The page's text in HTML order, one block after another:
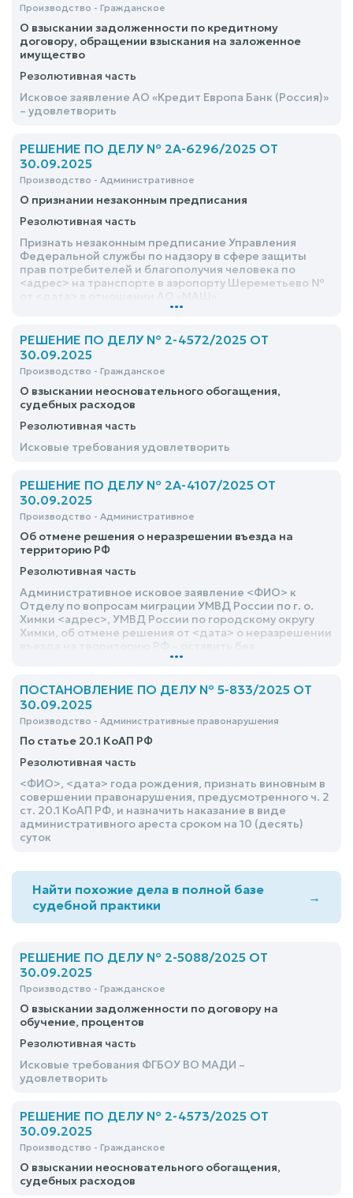
Производство - Гражданское
О взыскании задолженности по кредитному
договору, обращении взыскания на заложенное
имущество
Резолютивная часть
Исковое заявление АО «Кредит Европа Банк (Россия)»
– удовлетворить
РЕШЕНИЕ ПО ДЕЛУ № 2А-6296/2025 ОТ
30.09.2025
Производство - Административное
О признании незаконным предписания
Резолютивная часть
Признать незаконным предписание Управления
Федеральной службы по надзору в сфере защиты
прав потребителей и благополучия человека по
<адрес> на транспорте в аэропорту Шереметьево №
...
РЕШЕНИЕ ПО ДЕЛУ № 2-4572/2025 ОТ
30.09.2025
Производство - Гражданское
О взыскании неосновательного обогащения,
судебных расходов
Резолютивная часть
Исковые требования удовлетворить
РЕШЕНИЕ ПО ДЕЛУ № 2А-4107/2025 ОТ
30.09.2025
Производство - Административное
Об отмене решения о неразрешении въезда на
территорию РФ
Резолютивная часть
Административное исковое заявление <ФИО> к
Отделу по вопросам миграции УМВД России по г. о.
Химки <адрес>, УМВД России по городскому округу
Химки, об отмене решения от <дата> о неразрешении
въезда на территорию РФ – оставить без
...
ПОСТАНОВЛЕНИЕ ПО ДЕЛУ № 5-833/2025 ОТ
30.09.2025
Производство - Административные правонарушения
По статье 20.1 КоАП РФ
Резолютивная часть
<ФИО>, <дата> года рождения, признать виновным в
совершении правонарушения, предусмотренного ч. 2
ст. 20.1 КоАП РФ, и назначить наказание в виде
административного ареста сроком на 10 (десять)
суток
Найти похожие дела в полной базе
судебной практики
→
РЕШЕНИЕ ПО ДЕЛУ № 2-5088/2025 ОТ
30.09.2025
Производство - Гражданское
О взыскании задолженности по договору на
обучение, процентов
Резолютивная часть
Исковые требования ФГБОУ ВО МАДИ –
удовлетворить
РЕШЕНИЕ ПО ДЕЛУ № 2-4573/2025 ОТ
30.09.2025
Производство - Гражданское
О взыскании неосновательного обогащения,
судебных расходов